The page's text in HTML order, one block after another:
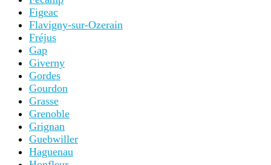
Figeac
Flavigny-sur-Ozerain
Fréjus
Gap
Giverny
Gordes
Gourdon
Grasse
Grenoble
Grignan
Guebwiller
Haguenau